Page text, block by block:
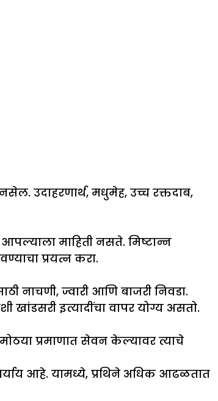
उदाहरणार्थ, मधुमेह, उच्च रक्तदाब,
माहिती नसते. मिष्टान्न
प्रयत्न करा.
नाचणी, ज्वारी आणि बाजरी निवडा.
इत्यादींचा वापर योग्य असतो.
प्रमाणात सेवन केल्यावर त्याचे
आहे. यामध्ये, प्रथिने अधिक आढळतात